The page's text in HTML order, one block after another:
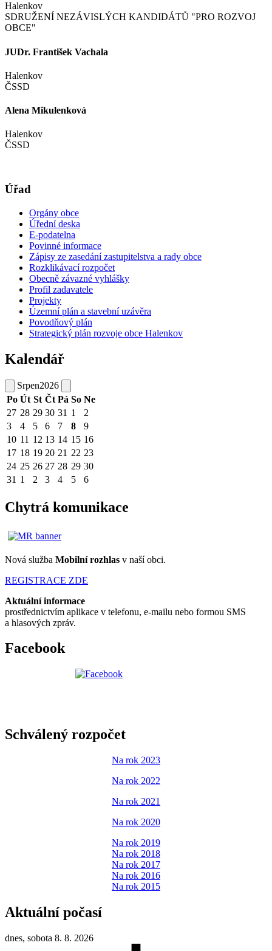
Halenkov
SDRUŽENÍ NEZÁVISLÝCH KANDIDÁTŮ "PRO ROZVOJ
OBCE"
JUDr. František Vachala
Halenkov
ČSSD
Alena Mikulenková
Halenkov
ČSSD
Úřad
Orgány obce
Úřední deska
E-podatelna
Povinné informace
Zápisy ze zasedání zastupitelstva a rady obce
Rozklikávací rozpočet
Obecně závazné vyhlášky
Profil zadavatele
Projekty
Územní plán a stavební uzávěra
Povodňový plán
Strategický plán rozvoje obce Halenkov
Kalendář
Srpen2026
Po Út St Čt Pá So Ne
27 28 29 30 31 1
2
3
4 5 6 7 8
9
10 11 12 13 14 15 16
17 18 19 20 21 22 23
24 25 26 27 28 29 30
31 1 2 3 4 5 6
Chytrá komunikace
Nová služba Mobilní rozhlas v naší obci.
REGISTRACE ZDE
Aktuální informace
prostřednictvím aplikace v telefonu, e-mailu nebo formou SMS
a hlasových zpráv.
Facebook
Schválený rozpočet
Na rok 2023
Na rok 2022
Na rok 2021
Na rok 2020
Na rok 2019
Na rok 2018
Na rok 2017
Na rok 2016
Na rok 2015
Aktuální počasí
dnes, sobota 8. 8. 2026